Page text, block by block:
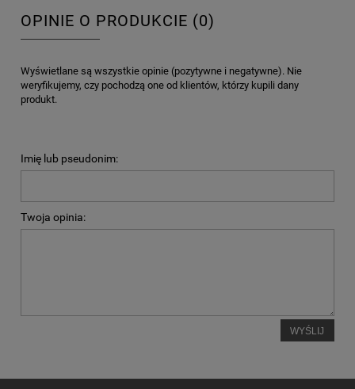
OPINIE O PRODUKCIE (0)
Wyświetlane są wszystkie opinie (pozytywne i negatywne). Nie
weryfikujemy, czy pochodzą one od klientów, którzy kupili dany
produkt.
Imię lub pseudonim:
Twoja opinia:
WYŚLIJ